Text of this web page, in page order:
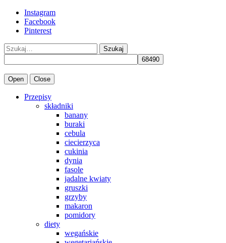
Instagram
Facebook
Pinterest
Szukaj
Open Close
Przepisy
składniki
banany
buraki
cebula
ciecierzyca
cukinia
dynia
fasole
jadalne kwiaty
gruszki
grzyby
makaron
pomidory
diety
wegańskie